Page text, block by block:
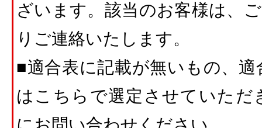
ざいます。該当のお客様は、
りご連絡いたします。
■適合表に記載が無いもの、
はこちらで選定させていただ